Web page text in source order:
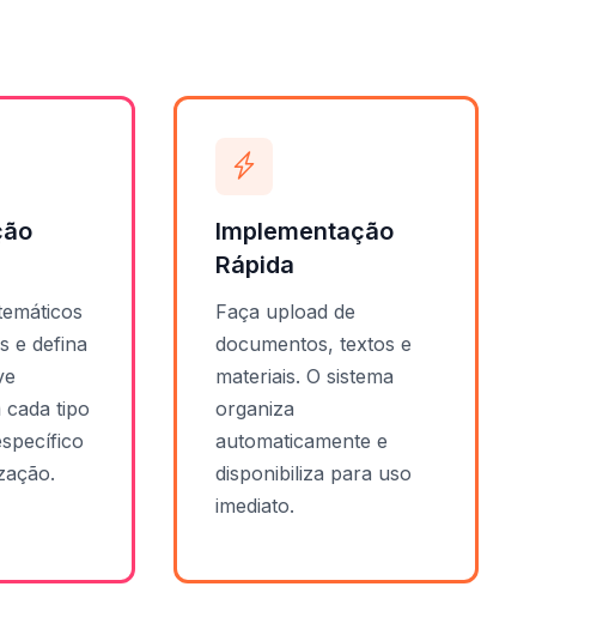
e defina
tipo
Implementação
Rápida
Faça upload de
documentos, textos e
materiais. O sistema
organiza
automaticamente e
disponibiliza para uso
imediato.